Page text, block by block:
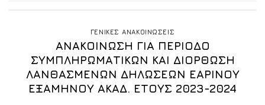
ΓΕΝΙΚΕΣ ΑΝΑΚΟΙΝΩΣΕΙΣ
ΑΝΑΚΟΙΝΩΣΗ ΓΙΑ ΠΕΡΙΟΔΟ
ΣΥΜΠΛΗΡΩΜΑΤΙΚΩΝ ΚΑΙ ΔΙΟΡΘΩΣΗ
ΛΑΝΘΑΣΜΕΝΩΝ ΔΗΛΩΣΕΩΝ ΕΑΡΙΝΟΥ
ΕΞΑΜΗΝΟΥ ΑΚΑΔ. ΕΤΟΥΣ 2023-2024